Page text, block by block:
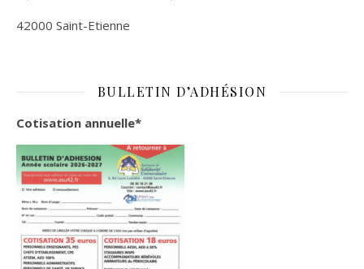
42000 Saint-Etienne
BULLETIN D’ADHÉSION
Cotisation annuelle*